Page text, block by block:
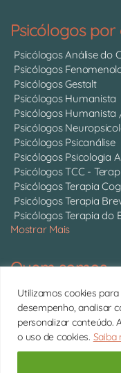
Utilizamos cookies
desempenho, analisar
personalizar conteúdo.
o uso de cookies. Saiba
Psicólogos
Psicólogos Análise do
Psicólogos
Psicólogos Gestalt
Psicólogos Humanista
Psicólogos
Psicólogos
Psicólogos Psicanálise
Psicólogos Psicologia
Psicólogos TCC -
Psicólogos Terapia
Psicólogos Terapia
Psicólogos Terapia do
Mostrar Mais
Quem somos
Somos 750 psicólogos
todo o Brasil.Conheça
11 4063-0022 |